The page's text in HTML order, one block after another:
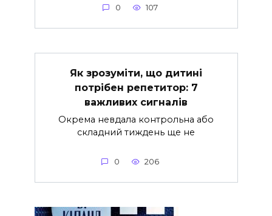
0 107
Як зрозуміти, що дитині
потрібен репетитор: 7
важливих сигналів
Окрема невдала контрольна або
складний тиждень ще не
0 206